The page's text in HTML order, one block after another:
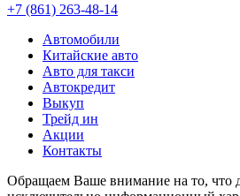
+7 (861) 263-48-14
Автомобили
Китайские авто
Авто для такси
Автокредит
Выкуп
Трейд ин
Акции
Контакты
Обращаем Ваше внимание на то, что